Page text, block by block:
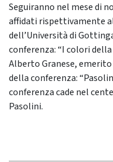
Seguiranno nel mese di
affidati rispettivamente
dell’Università di
conferenza: “I colori
Alberto Granese,
della conferenza:
conferenza cade nel
Pasolini.